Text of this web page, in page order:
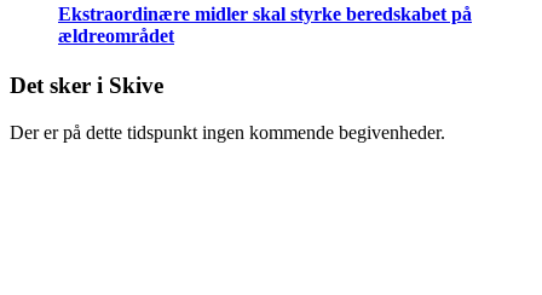
Ekstraordinære midler skal styrke beredskabet på
ældreområdet
Det sker i Skive
Der er på dette tidspunkt ingen kommende begivenheder.